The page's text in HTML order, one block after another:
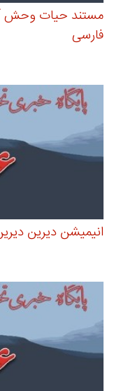
مستند حیات وحش
فارسی
انیمیشن دیرین